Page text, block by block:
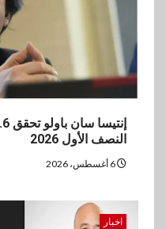
النصف الأول 2026
اخبار